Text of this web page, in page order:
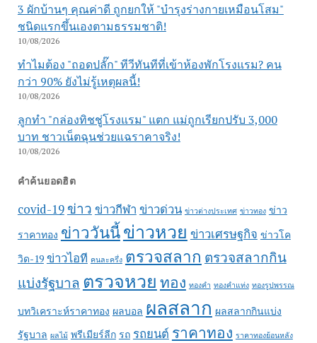
3 ผักบ้านๆ คุณค่าดี ถูกยกให้ "บำรุงร่างกายเหมือนโสม"
ชนิดแรกขึ้นเองตามธรรมชาติ!
10/08/2026
ทำไมต้อง "ถอดปลั๊ก" ทีวีทันทีที่เข้าห้องพักโรงแรม? คน
กว่า 90% ยังไม่รู้เหตุผลนี้!
10/08/2026
ลูกทำ "กล่องทิชชู่โรงแรม" แตก แม่ถูกเรียกปรับ 3,000
บาท ชาวเน็ตฉุนช่วยแฉราคาจริง!
10/08/2026
คำค้นยอดฮิต
covid-19 ข่าว ข่าวกีฬา ข่าวด่วน ข่าวต่างประเทศ ข่าวทอง ข่าว
ราคาทอง ข่าววันนี้ข่าวหวย ข่าวเศรษฐกิจ ข่าวโค
วิด-19 ข่าวไอที คนละครึ่ง ตรวจสลาก ตรวจสลากกิน
แบ่งรัฐบาล ตรวจหวย ทอง ทองคำ ทองคำแท่ง ทองรูปพรรณ
บทวิเคราะห์ราคาทอง ผลบอล ผลสลาก ผลสลากกินแบ่ง
รัฐบาล ผลไม้ พรีเมียร์ลีก รถ รถยนต์ ราคาทอง ราคาทองย้อนหลัง